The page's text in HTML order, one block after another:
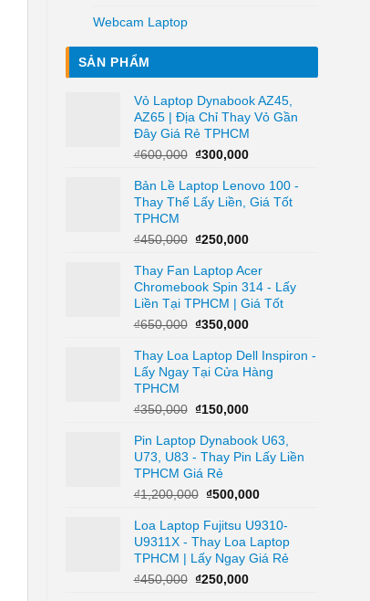
Webcam Laptop
SẢN PHẨM
Vỏ Laptop Dynabook AZ45,
AZ65 | Địa Chỉ Thay Vỏ Gần
Đây Giá Rẻ TPHCM
₫600,000 Giá
là:
₫600,000.
₫300,000Giá
tại
là:
Bản Lề Laptop Lenovo 100 -
Thay Thế Lấy Liền, Giá Tốt
TPHCM
₫450,000 Giá
là:
₫450,000.
₫250,000Giá
tại
là:
₫250,000.
Thay Fan Laptop Acer
Chromebook Spin 314 - Lấy
Liền Tại TPHCM | Giá Tốt
₫650,000 Giá
là:
₫650,000.
₫350,000Giá
tại
là:
Thay Loa Laptop Dell Inspiron -
Lấy Ngay Tại Cửa Hàng
TPHCM
₫350,000 Giá
là:
₫350,000.
₫150,000Giá
tại
là:
Pin Laptop Dynabook U63,
U73, U83 - Thay Pin Lấy Liền
TPHCM Giá Rẻ
₫1,200,000 Giá
là:
₫1,200,000.
₫500,000Giá
tại
là:
₫500,000.
Loa Laptop Fujitsu U9310-
U9311X - Thay Loa Laptop
TPHCM | Lấy Ngay Giá Rẻ
₫450,000 Giá
₫250,000Giá